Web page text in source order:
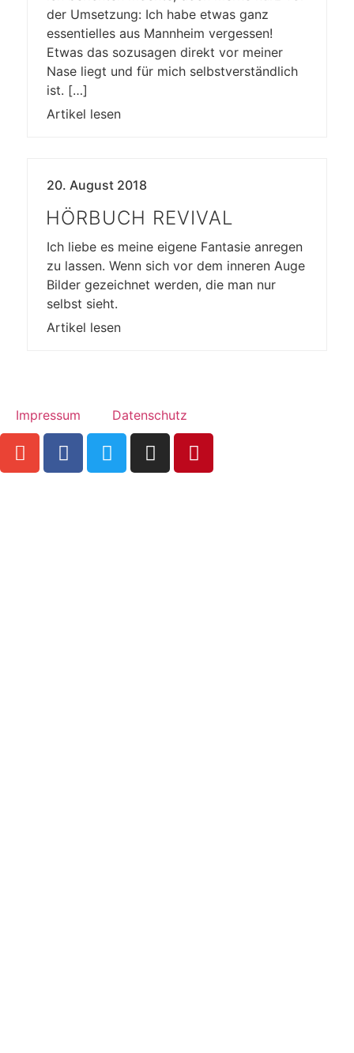
der Umsetzung: Ich habe etwas ganz
essentielles aus Mannheim vergessen!
Etwas das sozusagen direkt vor meiner
Nase liegt und für mich selbstverständlich
ist. […]
Artikel lesen
20. August 2018
HÖRBUCH REVIVAL
Ich liebe es meine eigene Fantasie anregen
zu lassen. Wenn sich vor dem inneren Auge
Bilder gezeichnet werden, die man nur
selbst sieht.
Artikel lesen
Impressum Datenschutz